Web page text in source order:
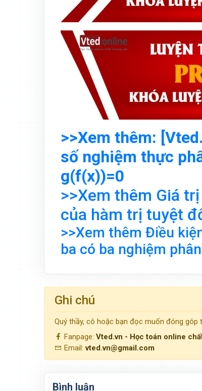
>>Xem thêm:
số nghiệm thực
g(f(x))=0
>>Xem thêm Giá
của hàm trị tuyệt
>>Xem thêm Điều
ba có ba nghiệm
Ghi chú
Quý thầy, cô hoặc bạn đọc muốn đóng góp
Fanpage: Vted.vn - Học toán online
Email:vted.vn@gmail.com
Bình luận